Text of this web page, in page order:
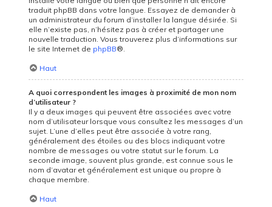
traduit phpBB dans votre langue. Essayez de demander à
un administrateur du forum d’installer la langue désirée. Si
elle n’existe pas, n’hésitez pas à créer et partager une
nouvelle traduction. Vous trouverez plus d’informations sur
le site Internet de phpBB®.
Haut
A quoi correspondent les images à proximité de mon nom
d’utilisateur ?
Il y a deux images qui peuvent être associées avec votre
nom d’utilisateur lorsque vous consultez les messages d’un
sujet. L’une d’elles peut être associée à votre rang,
généralement des étoiles ou des blocs indiquant votre
nombre de messages ou votre statut sur le forum. La
seconde image, souvent plus grande, est connue sous le
nom d’avatar et généralement est unique ou propre à
chaque membre.
Haut